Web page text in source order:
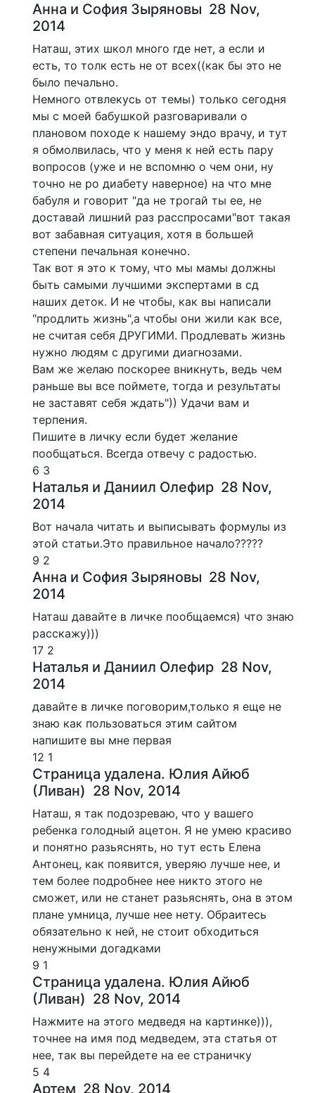
Анна и София Зыряновы 28 Nov,
2014
Наташ, этих школ много где нет, а если и
есть, то толк есть не от всех((как бы это не
было печально.
Немного отвлекусь от темы) только сегодня
мы с моей бабушкой разговаривали о
плановом походе к нашему эндо врачу, и тут
я обмолвилась, что у меня к ней есть пару
вопросов (уже и не вспомню о чем они, ну
точно не ро диабету наверное) на что мне
бабуля и говорит "да не трогай ты ее, не
доставай лишний раз расспросами"вот такая
вот забавная ситуация, хотя в большей
степени печальная конечно.
Так вот я это к тому, что мы мамы должны
быть самыми лучшими экспертами в сд
наших деток. И не чтобы, как вы написали
"продлить жизнь",а чтобы они жили как все,
не считая себя ДРУГИМИ. Продлевать жизнь
нужно людям с другими диагнозами.
Вам же желаю поскорее вникнуть, ведь чем
раньше вы все поймете, тогда и результаты
не заставят себя ждать")) Удачи вам и
терпения.
Пишите в личку если будет желание
пообщаться. Всегда отвечу с радостью.
6 3
Наталья и Даниил Олефир 28 Nov,
2014
Вот начала читать и выписывать формулы из
этой статьи.Это правильное начало?????
9 2
Анна и София Зыряновы 28 Nov,
2014
Наташ давайте в личке пообщаемся) что знаю
расскажу)))
17 2
Наталья и Даниил Олефир 28 Nov,
2014
давайте в личке поговорим,только я еще не
знаю как пользоваться этим сайтом
напишите вы мне первая
12 1
Страница удалена. Юлия Айюб
(Ливан) 28 Nov, 2014
Наташ, я так подозреваю, что у вашего
ребенка голодный ацетон. Я не умею красиво
и понятно разьяснять, но тут есть Елена
Антонец, как появится, уверяю лучше нее, и
тем более подробнее нее никто этого не
сможет, или не станет разьяснять, она в этом
плане умница, лучше нее нету. Обраитесь
обязательно к ней, не стоит обходиться
ненужными догадками
9 1
Страница удалена. Юлия Айюб
(Ливан) 28 Nov, 2014
Нажмите на этого медведя на картинке))),
точнее на имя под медведем, эта статья от
нее, так вы перейдете на ее страничку
5 4
Артем 28 Nov, 2014